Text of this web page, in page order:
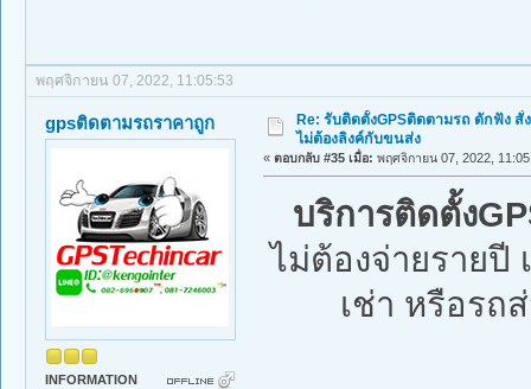
พฤศจิกายน 07, 2022, 11:05:53
gpsติดตามรถราคาถูก
INFORMATION
Re: รับติดตั้งGPSติดตามรถ ดักฟัง สั่
ไม่ต้องลิงค์กับขนส่ง
« ตอบกลับ #35 เมื่อ: พฤศจิกายน 07, 2022,
บริการติดตั้ง
ไม่ต้องจ่ายรายปี
เช่า หรือรถ